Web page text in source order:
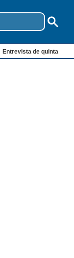
Entrevista de quinta